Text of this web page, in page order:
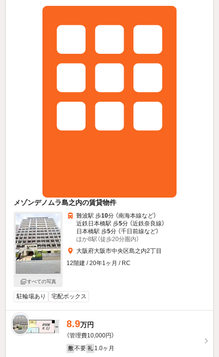
メゾンデノムラ島之内の賃貸物件
すべての写真
難波駅 歩10分 （南海本線など）
近鉄日本橋駅 歩5分 （近鉄奈良線）
日本橋駅 歩5分 （千日前線など）
ほか8駅（徒歩20分圏内）
大阪府大阪市中央区島之内2丁目
12階建 / 20年1ヶ月 / RC
駐輪場あり 宅配ボックス
8.9万円
（管理費10,000円）
敷 不要 礼 1.0ヶ月